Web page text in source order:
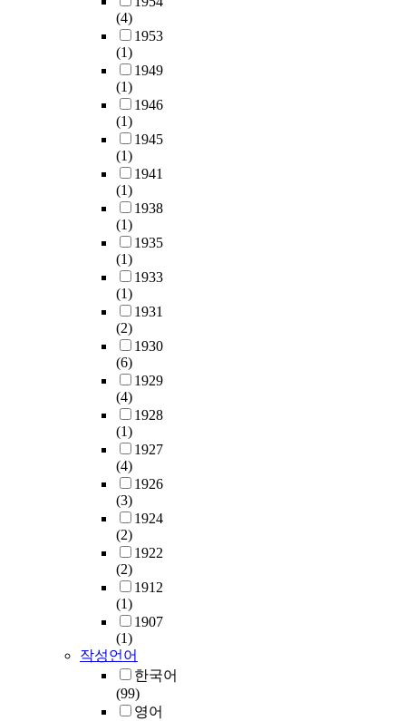
(4)
1953
(1)
1949
(1)
1946
(1)
1945
(1)
1941
(1)
1938
(1)
1935
(1)
1933
(1)
1931
(2)
1930
(6)
1929
(4)
1928
(1)
1927
(4)
1926
(3)
1924
(2)
1922
(2)
1912
(1)
1907
(1)
작성언어
한국어
(99)
영어